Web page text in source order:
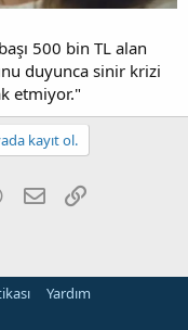
500 bin TL alan
duyunca sinir krizi
etmiyor."
kayıt ol.
WhatsApp
E-posta
Yardım